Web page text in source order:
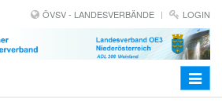
ÖVSV - LANDESVERBÄNDE LOGIN
Toggle